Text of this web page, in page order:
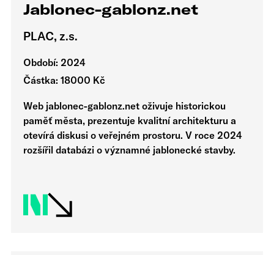
Jablonec-gablonz.net
PLAC, z.s.
Období: 2024
Částka: 18000 Kč
Web jablonec-gablonz.net oživuje historickou
paměť města, prezentuje kvalitní architekturu a
otevírá diskusi o veřejném prostoru. V roce 2024
rozšířil databázi o významné jablonecké stavby.